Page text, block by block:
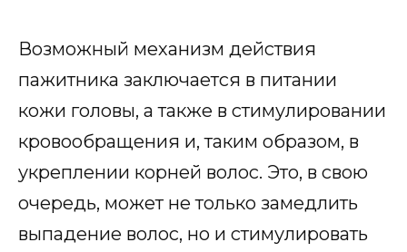
Возможный механизм действия
пажитника заключается в питании
кожи головы, а также в стимулировании
кровообращения и, таким образом, в
укреплении корней волос. Это, в свою
очередь, может не только замедлить
выпадение волос, но и стимулировать